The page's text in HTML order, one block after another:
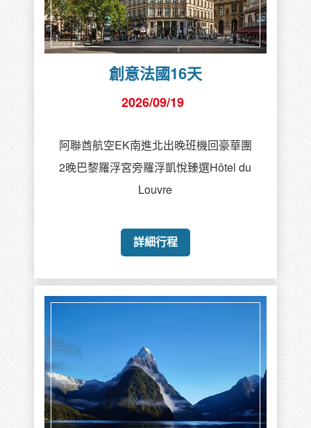
創意法國16天
2026/09/19
阿聯酋航空EK南進北出晚班機回豪華團
2晚巴黎羅浮宮旁羅浮凱悅臻選Hôtel du
Louvre
詳細行程